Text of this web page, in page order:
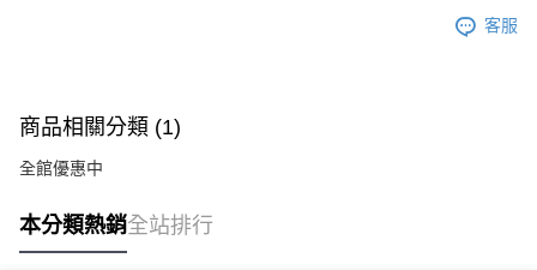
客服
商品相關分類 (1)
全館優惠中
本分類熱銷全站排行